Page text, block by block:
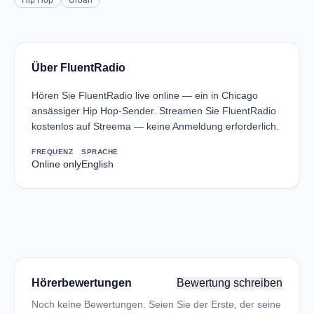
Über FluentRadio
Hören Sie FluentRadio live online — ein in Chicago
ansässiger Hip Hop-Sender. Streamen Sie FluentRadio
kostenlos auf Streema — keine Anmeldung erforderlich.
FREQUENZ
Online only
SPRACHE
English
Hörerbewertungen Bewertung schreiben
Noch keine Bewertungen. Seien Sie der Erste, der seine